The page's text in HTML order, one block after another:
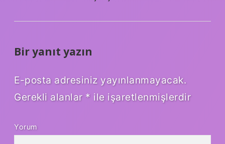
Bir yanıt yazın
E-posta adresiniz yayınlanmayacak.
Gerekli alanlar * ile işaretlenmişlerdir
Yorum